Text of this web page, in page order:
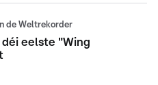
de Weltrekorder
eelste "Wing